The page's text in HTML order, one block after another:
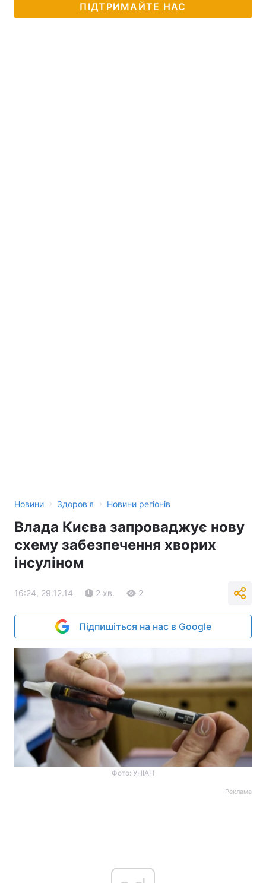
ПІДТРИМАЙТЕ НАС
Новини › Здоров'я › Новини регіонів
Влада Києва запроваджує нову
схему забезпечення хворих
інсуліном
16:24, 29.12.14 2 хв. 2
Підпишіться на нас в Google
Фото: УНІАН
Реклама